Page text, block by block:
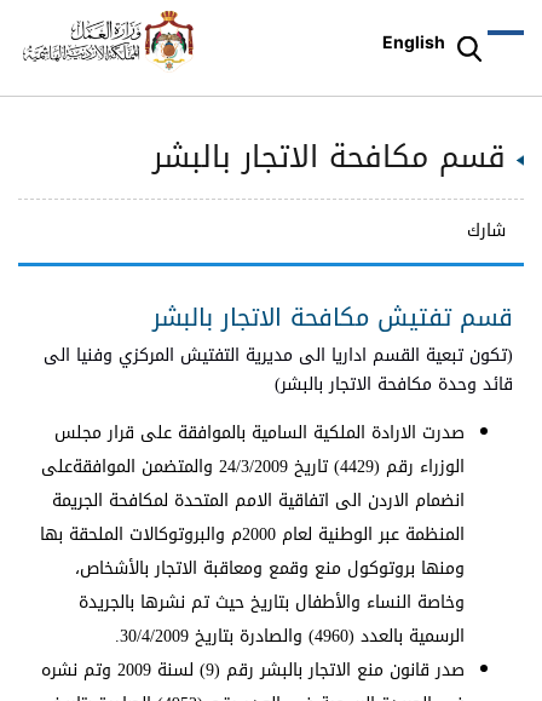
English
قسم مكافحة الاتجار بالبشر
شارك
قسم تفتيش مكافحة الاتجار بالبشر
(تكون تبعية القسم اداريا الى مديرية التفتيش المركزي وفنيا الى
قائد وحدة مكافحة الاتجار بالبشر)
صدرت الارادة الملكية السامية بالموافقة على قرار مجلس
الوزراء رقم (4429) تاريخ 24/3/2009 والمتضمن الموافقةعلى
انضمام الاردن الى اتفاقية الامم المتحدة لمكافحة الجريمة
المنظمة عبر الوطنية لعام 2000م والبروتوكالات الملحقة بها
ومنها بروتوكول منع وقمع ومعاقبة الاتجار بالأشخاص،
وخاصة النساء والأطفال بتاريخ حيث تم نشرها بالجريدة
الرسمية بالعدد (4960) والصادرة بتاريخ 30/4/2009.
صدر قانون منع الاتجار بالبشر رقم (9) لسنة 2009 وتم نشره